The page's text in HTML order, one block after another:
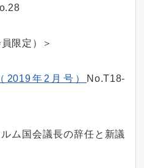
限定）＞
2019年2月号） No.T18-
ム国会議長の辞任と新議